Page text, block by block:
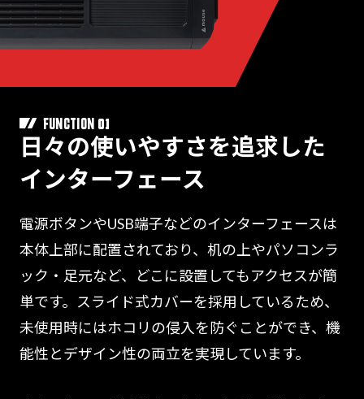
FUNCTION 01
日々の使いやすさを追求した
インターフェース
電源ボタンやUSB端子などのインターフェースは
本体上部に配置されており、机の上やパソコンラ
ック・足元など、どこに設置してもアクセスが簡
単です。スライド式カバーを採用しているため、
未使用時にはホコリの侵入を防ぐことができ、機
能性とデザイン性の両立を実現しています。